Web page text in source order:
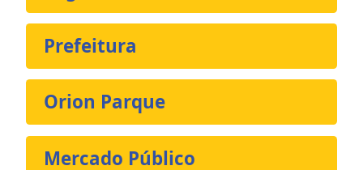
Prefeitura
Orion Parque
Mercado Público